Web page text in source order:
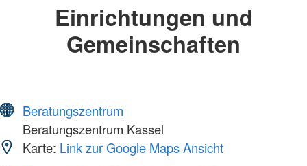
Einrichtungen und
Gemeinschaften
Beratungszentrum
Beratungszentrum Kassel
Karte: Link zur Google Maps Ansicht